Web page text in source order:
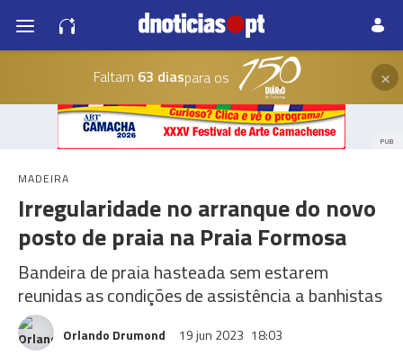
Faltam 63 diaspara os ×
PUB
MADEIRA
Irregularidade no arranque do novo
posto de praia na Praia Formosa
Bandeira de praia hasteada sem estarem
reunidas as condições de assistência a banhistas
Orlando Drumond 19 jun 2023 18:03